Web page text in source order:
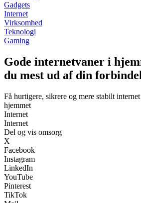
Gadgets
Internet
Virksomhed
Teknologi
Gaming
Gode internetvaner i
du mest ud af din
Få hurtigere, sikrere og mere stabilt
hjemmet
Internet
Internet
Del og vis omsorg
X
Facebook
Instagram
LinkedIn
YouTube
Pinterest
TikTok